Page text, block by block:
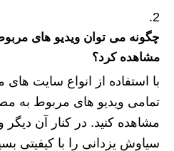
چگونه می توان ویدیو های
مشاهده کرد؟
با استفاده از انواع سایت های
تمامی ویدیو های مربوط به
مشاهده کنید. در کنار آن دیگر
سیاوش یزدانی را با کیفیتی